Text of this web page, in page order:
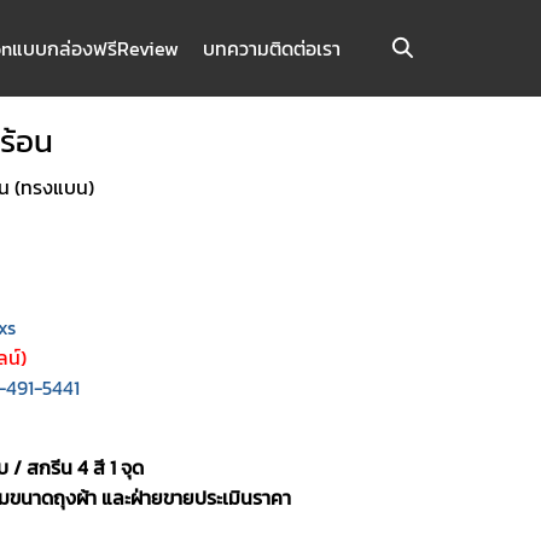
แบบกล่องฟรีReview บทความติดต่อเรา
อน
(ทรงแบน)
น์)
5441
/สกรีน 4 สี 1 จุด
นาดถุงผ้า และฝ่ายขายประเมินราคา